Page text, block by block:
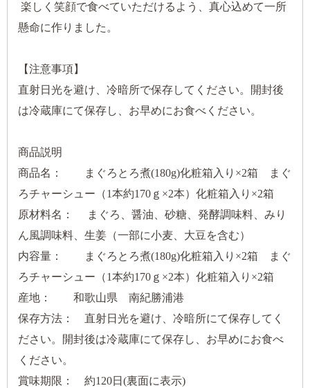
楽しく笑顔で食べていただけるよう、真心込めて一所
懸命に作りました。
【注意事項】
直射日光を避け、冷暗所で保存してください。開封後
は冷蔵庫にて保存し、お早めにお食べください。
商品説明
商品名： まぐろとろ煮(180g)化粧箱入り×2箱 まぐ
ろチャーシュー（1本約170ｇ×2本）化粧箱入り×2箱
原材料名： まぐろ、醤油、砂糖、発酵調味料、みり
ん風調味料、生姜（一部に小麦、大豆を含む）
内容量： まぐろとろ煮(180g)化粧箱入り×2箱 まぐ
ろチャーシュー（1本約170ｇ×2本）化粧箱入り×2箱
産地： 和歌山県 南紀勝浦港
保存方法： 直射日光を避け、冷暗所にて保存してく
ださい。開封後は冷蔵庫にて保存し、お早めにお食べ
ください。
賞味期限： 約120日(裏面に表示)